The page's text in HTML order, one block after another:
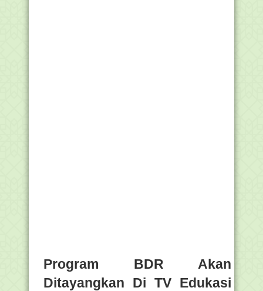
Program BDR Akan
Ditayangkan Di TV Edukasi